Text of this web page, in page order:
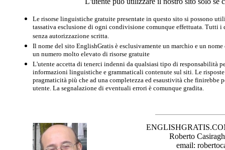
Le risorse linguistiche gratuite presentate in questo sito si possono
tassativa esclusione di ogni condivisione comunque effettuata. Tutti
senza autorizzazione scritta.
Il nome del sito EnglishGratis è esclusivamente un marchio e un
un numero molto elevato di risorse gratuite
L'utente accetta di tenerci indenni da qualsiasi tipo di responsabilità
informazioni linguistiche e grammaticali contenute sul siti. Le
pragmaticità più che ad una completezza ed esaustività che finirebbe
utente. La segnalazione di eventuali errori è comunque gradita.
Roberto
email: